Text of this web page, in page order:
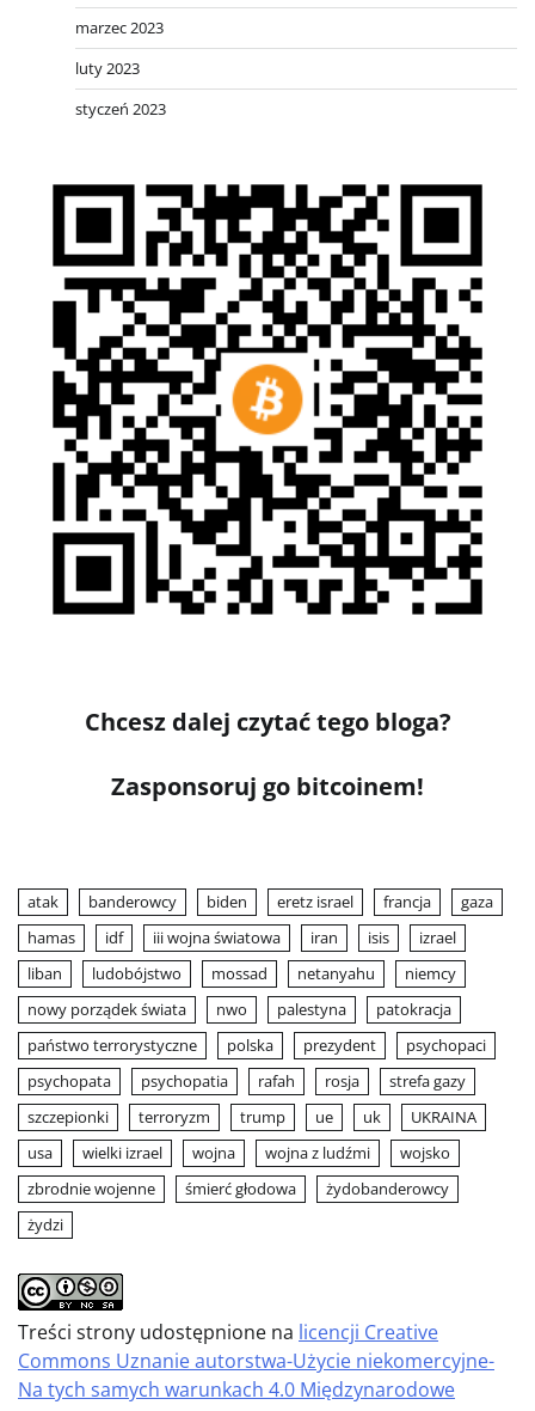
marzec 2023
luty 2023
styczeń 2023
Chcesz dalej czytać tego bloga?
Zasponsoruj go bitcoinem!
atak banderowcy biden eretz israel francja
gaza
hamas
idf iii wojna światowa iran isis
izrael
liban
ludobójstwo mossad netanyahu
niemcy
nowy porządek świata
nwo palestyna
patokracja
państwo terrorystyczne
polska prezydent
psychopaci
psychopata
psychopatia rafah rosja
strefa gazy
szczepionki
terroryzm trump ue uk
UKRAINA
usa
wielki izrael wojna wojna z ludźmi
wojsko
zbrodnie wojenne
śmierć głodowa
żydobanderowcy
żydzi
Treści strony udostępnione na licencji Creative
Commons Uznanie autorstwa-Użycie niekomercyjne-
Na tych samych warunkach 4.0 Międzynarodowe